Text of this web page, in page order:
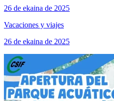
26 de ekaina de 2025
Vacaciones y viajes
26 de ekaina de 2025